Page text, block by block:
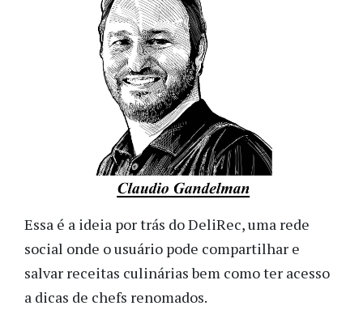
Essa é a ideia por trás do DeliRec, uma rede
social onde o usuário pode compartilhar e
salvar receitas culinárias bem como ter acesso
a dicas de chefs renomados.